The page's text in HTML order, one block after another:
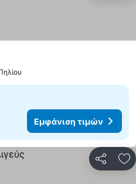
Εμφάνιση τιμών